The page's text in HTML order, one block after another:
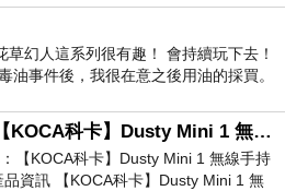
幻人這系列很有趣！ 會持續玩下去！
油事件後，我很在意之後用油的採買。
我之前就很愛
開箱｜【KOCA科卡】Dusty Mini 1 無線手持吸塵器
【KOCA科卡】Dusty Mini 1 無線手持
品資訊 【KOCA科卡】Dusty Mini 1 無